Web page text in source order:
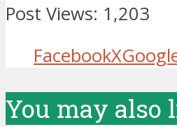
Post Views: 1,203
FacebookX
You may also